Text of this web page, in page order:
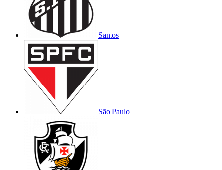
Santos
São Paulo